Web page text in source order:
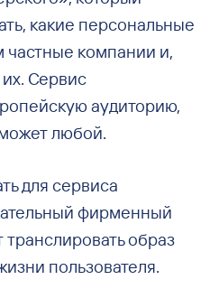
какие персональные
частные компании и,
Сервис
аудиторию,
любой.
для сервиса
фирменный
транслировать образ
пользователя.